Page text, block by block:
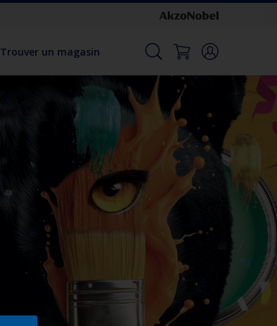
Trouver un magasin